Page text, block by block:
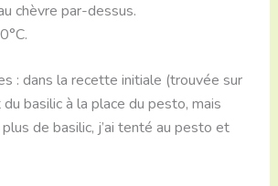
chèvre par-dessus.
: dans la recette initiale (trouvée sur
basilic à la place du pesto, mais
plus de basilic, j’ai tenté au pesto et